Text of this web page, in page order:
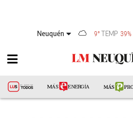
Neuquén 9° TEMP 39%